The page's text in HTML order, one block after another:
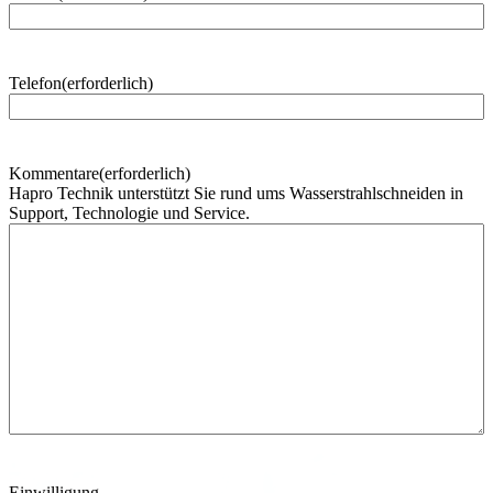
h
n
e
Telefon(erforderlich)
Kommentare(erforderlich)
Hapro Technik unterstützt Sie rund ums Wasserstrahlschneiden in
Support, Technologie und Service.